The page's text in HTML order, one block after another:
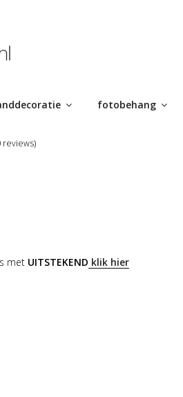
fotobehang
reviews)
met UITSTEKEND klik hier